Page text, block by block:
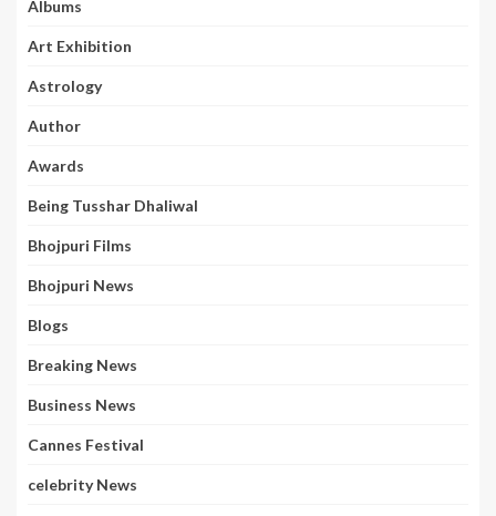
Albums
Art Exhibition
Astrology
Author
Awards
Being Tusshar Dhaliwal
Bhojpuri Films
Bhojpuri News
Blogs
Breaking News
Business News
Cannes Festival
celebrity News